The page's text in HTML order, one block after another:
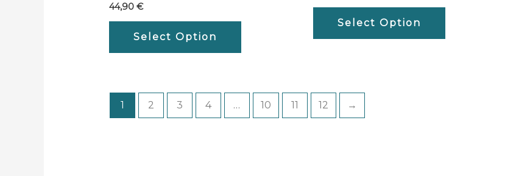
44,90 €
Select Option
Select Option
1 2 3 4 … 10 11 12 →